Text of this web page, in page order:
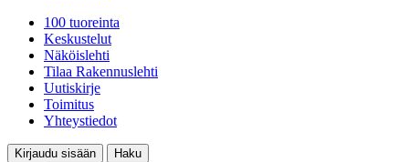
100 tuoreinta
Keskustelut
Näköislehti
Tilaa Rakennuslehti
Uutiskirje
Toimitus
Yhteystiedot
Kirjaudu sisään
Haku